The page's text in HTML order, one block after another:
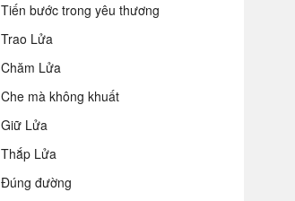
Tiến bước trong yêu thương
Trao Lửa
Chăm Lửa
Che mà không khuất
Giữ Lửa
Thắp Lửa
Đúng đường